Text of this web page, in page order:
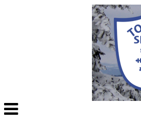
Veksle
navigasjon